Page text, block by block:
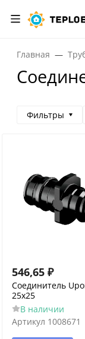
Главная
Фильтры
546,65 ₽
Соединитель
25x25
В наличии
Артикул 1008671